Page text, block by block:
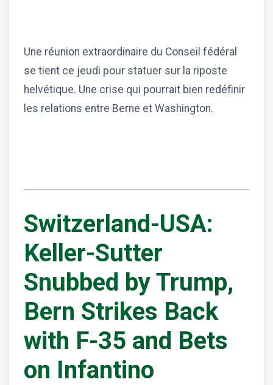
Une réunion extraordinaire du Conseil fédéral
se tient ce jeudi pour statuer sur la riposte
helvétique. Une crise qui pourrait bien redéfinir
les relations entre Berne et Washington.
Switzerland-USA:
Keller-Sutter
Snubbed by Trump,
Bern Strikes Back
with F-35 and Bets
on Infantino